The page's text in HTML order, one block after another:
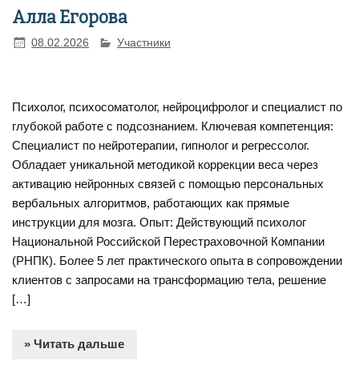
Алла Егорова
08.02.2026 Участники
Психолог, психосоматолог, нейроцифролог и специалист по
глубокой работе с подсознанием. Ключевая компетенция:
Специалист по нейротерапии, гипнолог и регрессолог.
Обладает уникальной методикой коррекции веса через
активацию нейронных связей с помощью персональных
вербальных алгоритмов, работающих как прямые
инструкции для мозга. Опыт: Действующий психолог
Национальной Российской Перестраховочной Компании
(РНПК). Более 5 лет практического опыта в сопровождении
клиентов с запросами на трансформацию тела, решение
[…]
» Читать дальше